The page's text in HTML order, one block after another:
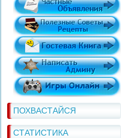
ПОХВАСТАЙСЯ
СТАТИСТИКА